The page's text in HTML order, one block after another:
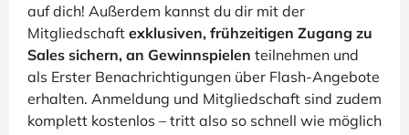
auf dich! Außerdem kannst du dir mit der
Mitgliedschaft exklusiven, frühzeitigen Zugang zu
Sales sichern, an Gewinnspielen teilnehmen und
als Erster Benachrichtigungen über Flash-Angebote
erhalten. Anmeldung und Mitgliedschaft sind zudem
komplett kostenlos – tritt also so schnell wie möglich